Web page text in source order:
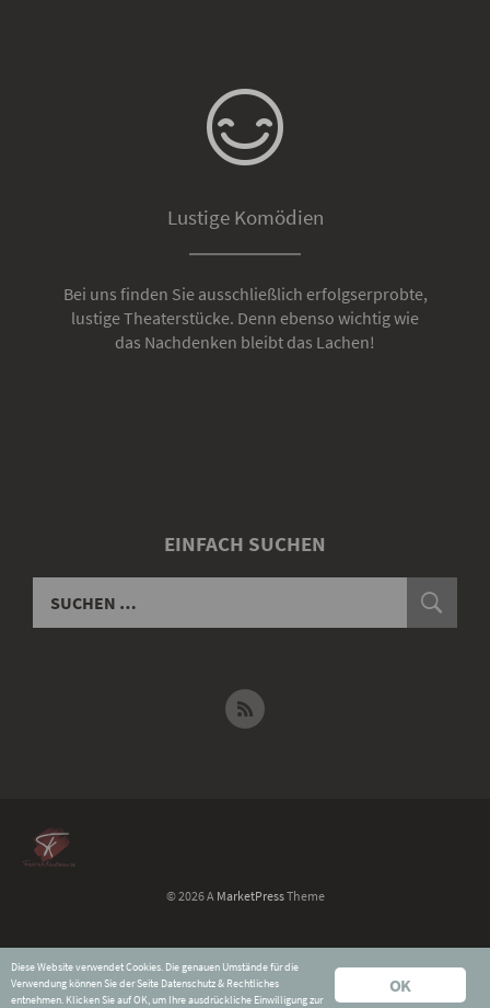
Lustige Komödien
Bei uns finden Sie ausschließlich erfolgserprobte,
lustige Theaterstücke. Denn ebenso wichtig wie
das Nachdenken bleibt das Lachen!
EINFACH SUCHEN
© 2026 A MarketPressTheme
Widerruf für digitale Inhalte
Datenschutz & Rechtliches
Impressum
OK
Diese Website verwendet Cookies. Die genauen Umstände für die
Verwendung können Sie der Seite Datenschutz & Rechtliches
entnehmen. Klicken Sie auf OK, um Ihre ausdrückliche Einwilligung zur